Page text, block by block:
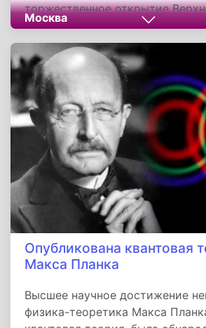
торжественное открытие
рядов. Комплекс зданий, со
получивший название
универсальный магазин - ГУМ
по проекту архитектора
Померанцева.
Москва
Опубликована квантовая
Макса Планка
Высшее научное достижение
физика-теоретика Макса